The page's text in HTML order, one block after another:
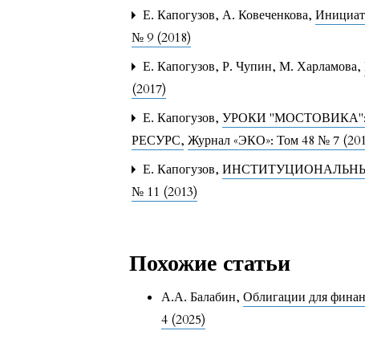
Е. Капогузов, А. Ковеченкова,
№ 9 (2018)
Е. Капогузов, Р. Чупин, М. Харламова,
(2017)
Е. Капогузов,УРОКИ
РЕСУРС,Журнал «ЭКО»: Том 48 № 7
Е. Капогузов,
№ 11 (2013)
Похожие статьи
А.А. Балабин,Облигации для
4 (2025)